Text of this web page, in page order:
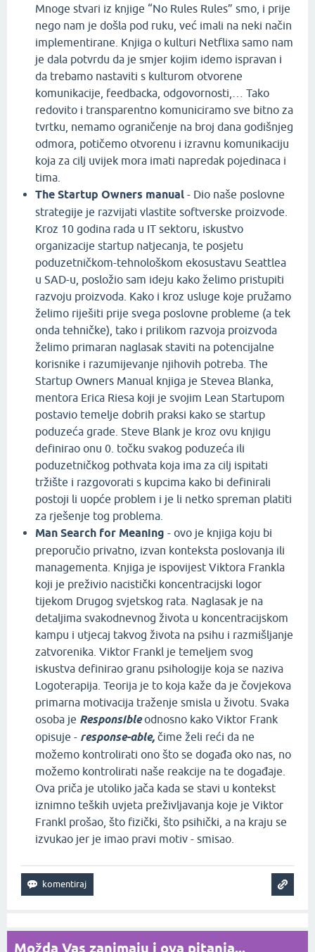
Mnoge stvari iz knjige “No Rules Rules” smo, i prije
nego nam je došla pod ruku, već imali na neki način
implementirane. Knjiga o kulturi Netflixa samo nam
je dala potvrdu da je smjer kojim idemo ispravan i
da trebamo nastaviti s kulturom otvorene
komunikacije, feedbacka, odgovornosti,… Tako
redovito i transparentno komuniciramo sve bitno za
tvrtku, nemamo ograničenje na broj dana godišnjeg
odmora, potičemo otvorenu i izravnu komunikaciju
koja za cilj uvijek mora imati napredak pojedinaca i
tima.
The Startup Owners manual - Dio naše poslovne
strategije je razvijati vlastite softverske proizvode.
Kroz 10 godina rada u IT sektoru, iskustvo
organizacije startup natjecanja, te posjetu
poduzetničkom-tehnološkom ekosustavu Seattlea
u SAD-u, posložio sam ideju kako želimo pristupiti
razvoju proizvoda. Kako i kroz usluge koje pružamo
želimo riješiti prije svega poslovne probleme (a tek
onda tehničke), tako i prilikom razvoja proizvoda
želimo primaran naglasak staviti na potencijalne
korisnike i razumijevanje njihovih potreba. The
Startup Owners Manual knjiga je Stevea Blanka,
mentora Erica Riesa koji je svojim Lean Startupom
postavio temelje dobrih praksi kako se startup
poduzeća grade. Steve Blank je kroz ovu knjigu
definirao onu 0. točku svakog poduzeća ili
poduzetničkog pothvata koja ima za cilj ispitati
tržište i razgovorati s kupcima kako bi definirali
postoji li uopće problem i je li netko spreman platiti
za rješenje tog problema.
Man Search for Meaning - ovo je knjiga koju bi
preporučio privatno, izvan konteksta poslovanja ili
managementa. Knjiga je ispovijest Viktora Frankla
koji je preživio nacistički koncentracijski logor
tijekom Drugog svjetskog rata. Naglasak je na
detaljima svakodnevnog života u koncentracijskom
kampu i utjecaj takvog života na psihu i razmišljanje
zatvorenika. Viktor Frankl je temeljem svog
iskustva definirao granu psihologije koja se naziva
Logoterapija. Teorija je to koja kaže da je čovjekova
primarna motivacija traženje smisla u životu. Svaka
osoba je Responsibleodnosno kako Viktor Frank
opisuje - response-able, čime želi reći da ne
možemo kontrolirati ono što se događa oko nas, no
možemo kontrolirati naše reakcije na te događaje.
Ova priča je utoliko jača kada se stavi u kontekst
iznimno teških uvjeta preživljavanja koje je Viktor
Frankl prošao, što fizički, što psihički, a na kraju se
izvukao jer je imao pravi motiv - smisao.
Možda Vas zanimaju i ova pitanja...